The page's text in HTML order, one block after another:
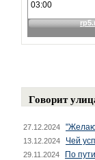
Говорит
27.12.2024
13.12.2024 Чей
29.11.2024 По